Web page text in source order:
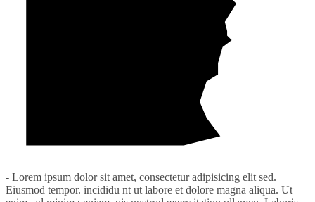
- Lorem ipsum dolor sit amet, consectetur adipisicing elit sed.
Eiusmod tempor. incididu nt ut labore et dolore magna aliqua. Ut